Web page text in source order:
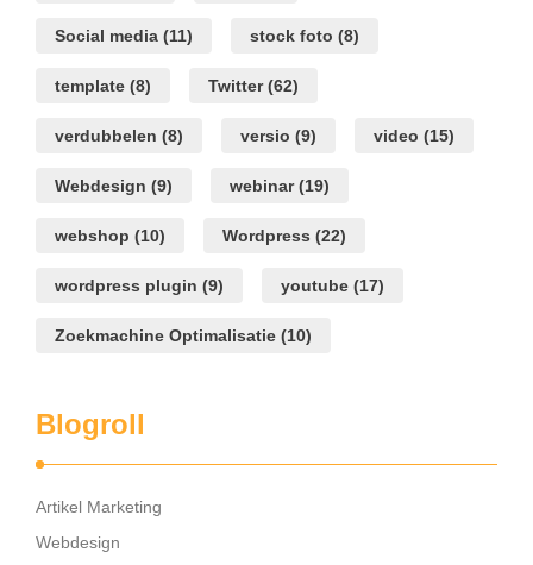
Social media (11) stock foto (8)
template (8) Twitter(62)
verdubbelen (8) versio (9) video (15)
Webdesign (9) webinar(19)
webshop (10) Wordpress (22)
wordpress plugin (9) youtube (17)
Zoekmachine Optimalisatie (10)
Blogroll
Artikel Marketing
Webdesign